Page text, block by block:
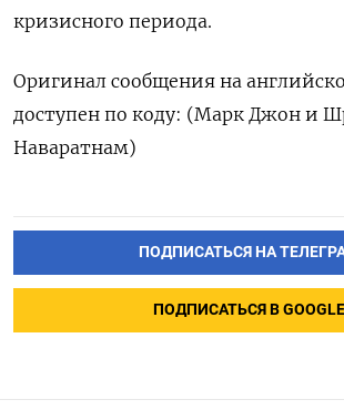
кризисного периода.
Оригинал ‌сообщения на
доступен по коду: (Марк Джон и
Наваратнам)
ПОДПИСАТЬСЯ НА
ПОДПИСАТЬСЯ В GOOGLE